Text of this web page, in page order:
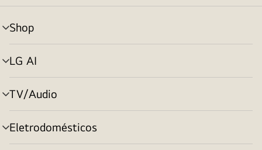
Shop
alternar
menu
LG AI
alternar
menu
TV/Audio
alternar
menu
Eletrodomésticos
alternar
menu